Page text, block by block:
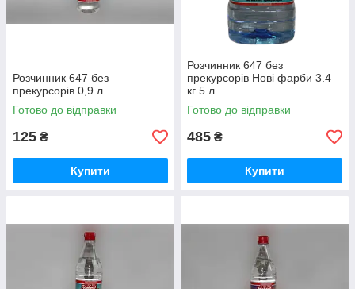
Розчинник 647 без
прекурсорів 0,9 л
Готово до відправки
125 ₴
Купити
Розчинник 647 без
прекурсорів Нові фарби 3.4
кг 5 л
Готово до відправки
485 ₴
Купити